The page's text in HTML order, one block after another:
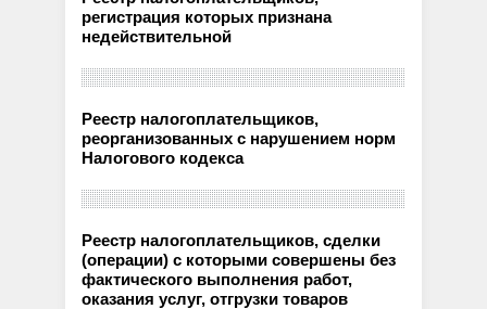
регистрация которых признана
недействительной
Реестр налогоплательщиков,
реорганизованных с нарушением норм
Налогового кодекса
Реестр налогоплательщиков, сделки
(операции) с которыми совершены без
фактического выполнения работ,
оказания услуг, отгрузки товаров